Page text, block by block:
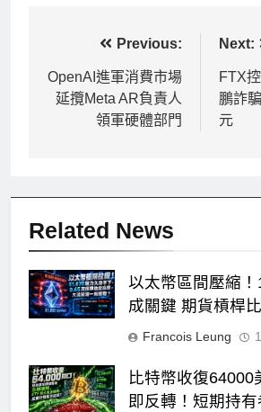
章
導
Previous:
OpenAI進軍消費市場
延攬Meta AR負責人
領軍硬體部門
Next:
FTX
鵬詐
元
Related News
以太幣區間壓縮
成關鍵 期貨槓桿
Francois Leung
比特幣收復64000
即反轉！短期持